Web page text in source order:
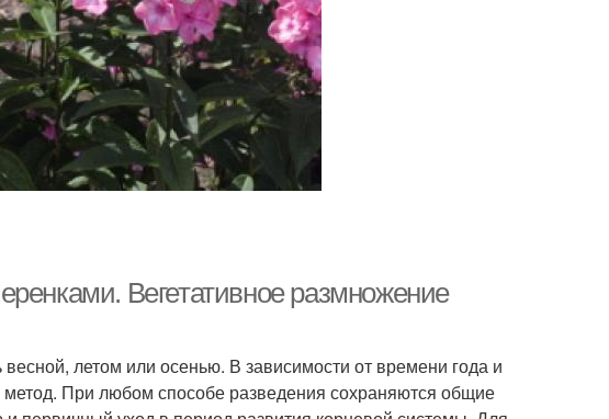
Вегетативное размножение
летом или осенью. В зависимости от времени года и
метод. При любом способе разведения сохраняются общие